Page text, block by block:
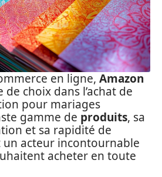
en ligne, Amazon
choix dans l’achat de
pour mariages
gamme de produits, sa
et sa rapidité de
un acteur incontournable
acheter en toute